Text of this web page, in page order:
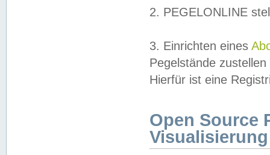
2. PEGELONLINE
3. Einrichten eines
Pegelstände
Hierfür ist eine
Open Source
Visualisierung